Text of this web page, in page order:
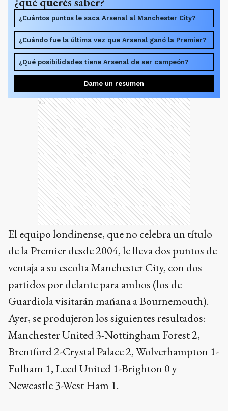
¿Cuántos puntos le saca Arsenal al Manchester City?
¿Cuándo fue la última vez que Arsenal ganó la Premier?
¿Qué posibilidades tiene Arsenal de ser campeón?
Dame un resumen
Ads
El equipo londinense, que no celebra un título
de la Premier desde 2004, le lleva dos puntos de
ventaja a su escolta Manchester City, con dos
partidos por delante para ambos (los de
Guardiola visitarán mañana a Bournemouth).
Ayer, se produjeron los siguientes resultados:
Manchester United 3-Nottingham Forest 2,
Brentford 2-Crystal Palace 2, Wolverhampton 1-
Fulham 1, Leed United 1-Brighton 0 y
Newcastle 3-West Ham 1.